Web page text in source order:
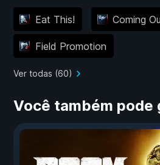
Eat This! Coming
Field Promotion
Ver todas (60)
Você também pode